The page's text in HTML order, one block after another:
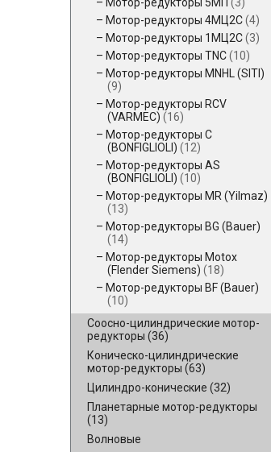
Мотор-редукторы 4МЦ2С(4)
Мотор-редукторы 1МЦ2С(3)
Мотор-редукторы TNC(10)
Мотор-редукторы MNHL (SITI)
(9)
Мотор-редукторы RCV
(VARMEC) (16)
Мотор-редукторы C
(BONFIGLIOLI) (12)
Мотор-редукторы AS
(BONFIGLIOLI) (10)
Мотор-редукторы MR (Yilmaz)
(13)
Мотор-редукторы BG (Bauer)
(14)
Мотор-редукторы Motox
(Flender Siemens) (18)
Мотор-редукторы BF (Bauer)
(10)
Соосно-цилиндрические мотор-
редукторы (36)
Коническо-цилиндрические
мотор-редукторы (63)
Цилиндро-конические (32)
Планетарные мотор-редукторы
(13)
Волновые